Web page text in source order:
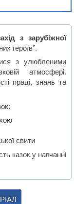
з зарубіжної
героїв”.
з улюбленими
атмосфері.
праці, знань та
свити
казок у навчанні